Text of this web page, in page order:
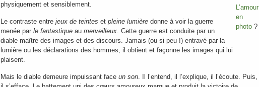
L’amour
en
photo ?
physiquement et sensiblement.
Le contraste entre jeux de teintes et pleine lumière donne à voir la guerre
menée par le fantastique au merveilleux. Cette guerre est conduite par un
diable maître des images et des discours. Jamais (ou si peu !) entravé par la
lumière ou les déclarations des hommes, il obtient et façonne les images qui lui
plaisent.
Mais le diable demeure impuissant face un son. Il l’entend, il l’explique, il l’écoute. Puis,